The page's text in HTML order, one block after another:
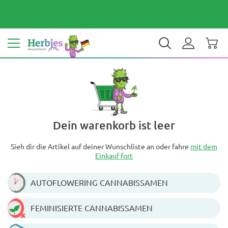
Dein Land: Deutschland € EUR DE
Dein warenkorb ist leer
Sieh dir die Artikel auf deiner Wunschliste an oder fahre mit dem
Einkauf fort
AUTOFLOWERING CANNABISSAMEN
FEMINISIERTE CANNABISSAMEN